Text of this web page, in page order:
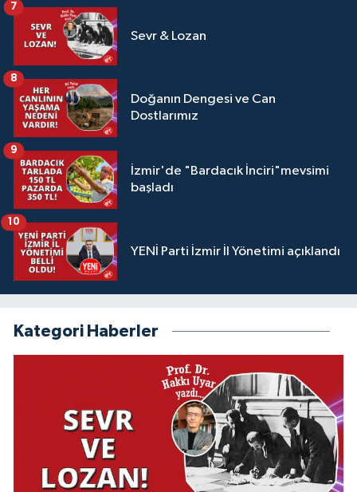
Sevr & Lozan
7
Doğanın Dengesi ve Can
Dostlarımız
8
İzmir'de "Bardacık İnciri"mevsimi
başladı
9
YENİ Parti İzmir İl Yönetimi açıklandı
10
Kategori Haberler